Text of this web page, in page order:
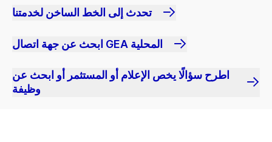
تحدث إلى الخط الساخن لخدمتنا
ابحث عن جهة اتصال GEA المحلية
اطرح سؤالًا يخص الإعلام أو المستثمر أو ابحث عن
وظيفة